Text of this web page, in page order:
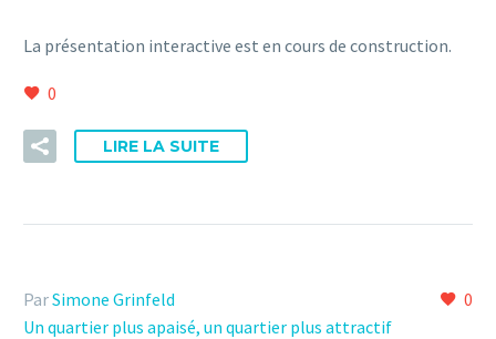
La présentation interactive est en cours de construction.
0
LIRE LA SUITE
0
ParSimone Grinfeld
Un quartier plus apaisé, un quartier plus attractif